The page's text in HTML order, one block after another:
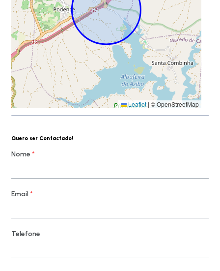
Leaflet | © OpenStreetMap
Quero ser Contactado!
Nome *
Email*
Telefone